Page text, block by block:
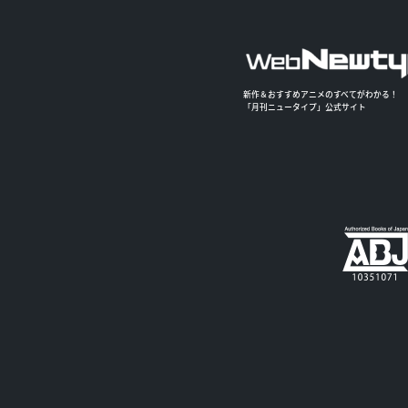
新作＆おすすめアニメのすべてがわかる！
「月刊ニュータイプ」公式サイト